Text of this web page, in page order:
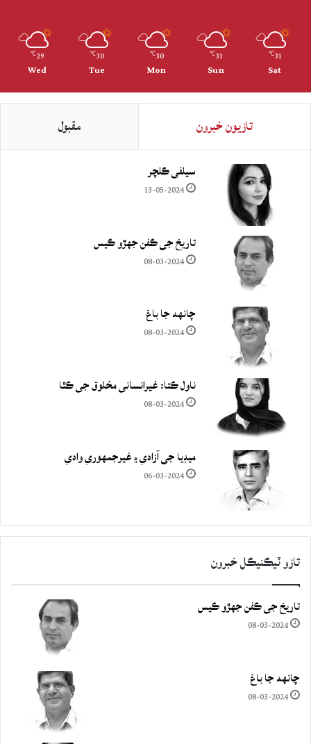
31
℃
Sat
31
℃
Sun
30
℃
Mon
30
℃
Tue
29
℃
Wed
تازيون خبرون مقبول
سيلفي ڪلچر
13-05-2024
تاريخ جي ڪفن جھڙو ڪيس
08-03-2024
چانهه جا باغ
08-03-2024
ناول ڪتا: غيرانساني مخلوق جي ڪٿا
08-03-2024
ميڊيا جي آزادي ۽ غيرجمھوري وادي
06-03-2024
تازو ٽيڪنيڪل خبرون
تاريخ جي ڪفن جھڙو ڪيس
08-03-2024
چانهه جا باغ
08-03-2024